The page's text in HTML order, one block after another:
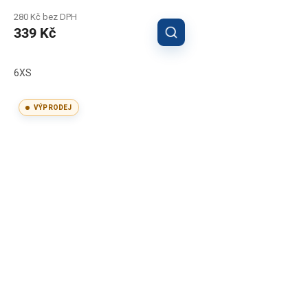
280 Kč bez DPH
339 Kč
6XS
VÝPRODEJ